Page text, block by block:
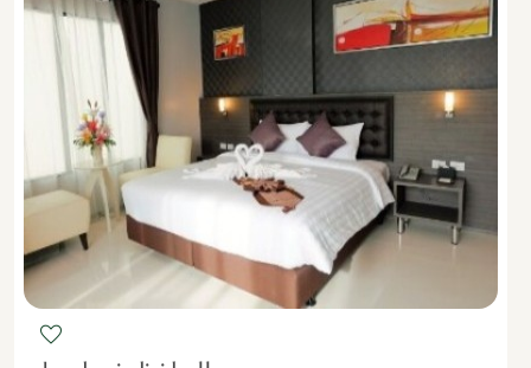
favorite